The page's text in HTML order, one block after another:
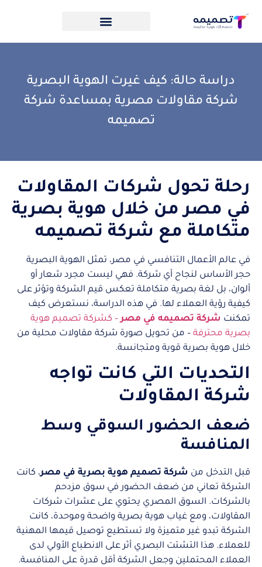
دراسة حالة: كيف غيرت الهوية البصرية
شركة مقاولات مصرية بمساعدة شركة
تصميمه
رحلة تحول شركات المقاولات
في مصر من خلال هوية بصرية
متكاملة مع شركة تصميمه
في عالم الأعمال التنافسي في مصر، تمثل الهوية البصرية
حجر الأساس لنجاح أي شركة. فهي ليست مجرد شعار أو
ألوان، بل لغة بصرية متكاملة تعكس قيم الشركة وتؤثر على
كيفية رؤية العملاء لها. في هذه الدراسة، نستعرض كيف
تمكنت شركة تصميمه في مصر– كشركة تصميم هوية
بصرية محترفة – من تحويل صورة شركة مقاولات محلية من
خلال هوية بصرية قوية ومتجانسة.
التحديات التي كانت تواجه
شركة المقاولات
ضعف الحضور السوقي وسط
المنافسة
قبل التدخل من شركة تصميم هوية بصرية في مصر، كانت
الشركة تعاني من ضعف الحضور في سوق مزدحم
بالشركات. السوق المصري يحتوي على عشرات شركات
المقاولات، ومع غياب هوية بصرية واضحة وموحدة، كانت
الشركة تبدو غير متميزة ولا تستطيع توصيل قيمها المهنية
للعملاء. هذا التشتت البصري أثر على الانطباع الأولي لدى
العملاء المحتملين وجعل الشركة أقل قدرة على المنافسة.